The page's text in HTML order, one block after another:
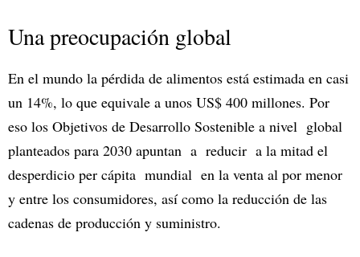
Una preocupación global
En el mundo la pérdida de alimentos está estimada en casi
un 14%, lo que equivale a unos US$ 400 millones. Por
eso los Objetivos de Desarrollo Sostenible a nivel global
planteados para 2030 apuntan a reducir a la mitad el
desperdicio per cápita mundial en la venta al por menor
y entre los consumidores, así como la reducción de las
cadenas de producción y suministro.